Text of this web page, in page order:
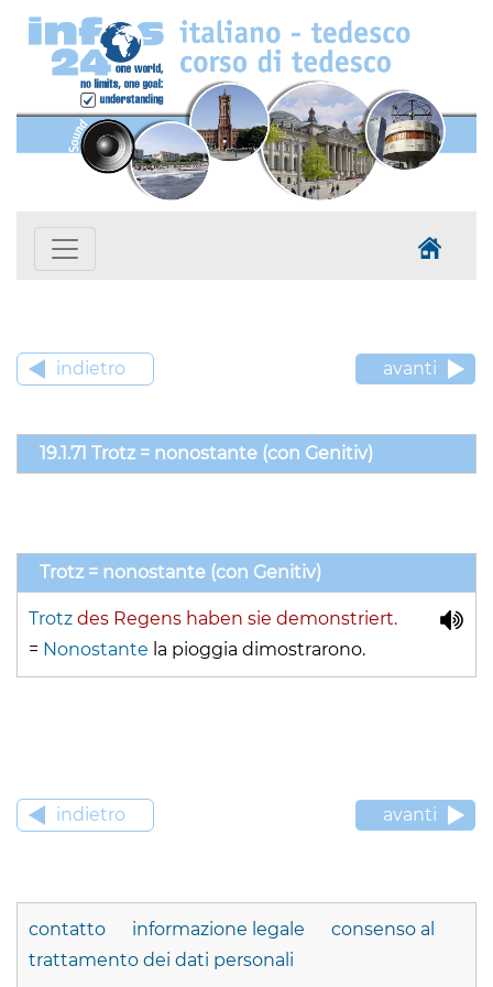
indietro avanti
19.1.71 Trotz = nonostante (con Genitiv)
Trotz = nonostante (con Genitiv)
Trotz des Regens haben sie demonstriert.
= Nonostante la pioggia dimostrarono.
indietro avanti
contatto informazione legale
consenso al
trattamento dei dati personali